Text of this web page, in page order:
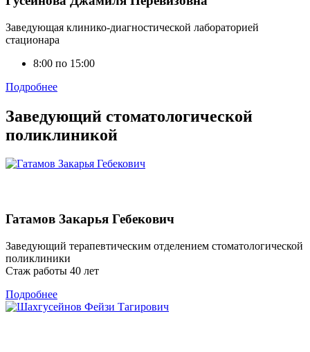
Заведующая клинико-диагностической лабораторией
стационара
8:00 по 15:00
Подробнее
Заведующий стоматологической
поликлиникой
Гатамов Закарья Гебекович
Заведующий терапевтическим отделением стоматологической
поликлиники
Стаж работы 40 лет
Подробнее